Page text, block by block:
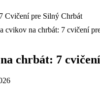
cvikov na chrbát: 7 cvičení
chrbát: 7